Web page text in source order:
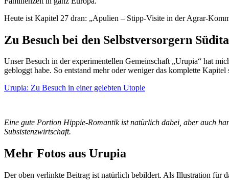
Heute ist Kapitel 27 dran: „Apulien – Stipp-Visite in der Agrar-
Zu Besuch bei den Selbstversorgern
Unser Besuch in der experimentellen Gemeinschaft „Urupia“ hat
gebloggt habe. So entstand mehr oder weniger das komplette
Urupia: Zu Besuch in einer gelebten Utopie
Eine gute Portion Hippie-Romantik ist natürlich dabei, aber auch
Subsistenzwirtschaft.
Mehr Fotos aus Urupia
Der oben verlinkte Beitrag ist natürlich bebildert. Als Illustration für